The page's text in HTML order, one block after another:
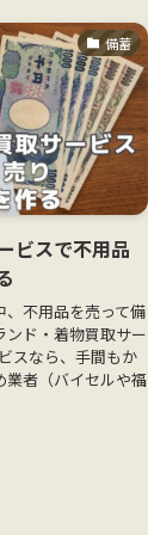
備蓄
ビスで不用品
不用品を売って備
ド・着物買取サー
スなら、手間もか
業者（バイセルや福